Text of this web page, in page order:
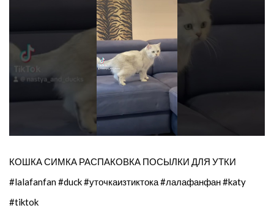
КОШКА СИМКА РАСПАКОВКА ПОСЫЛКИ ДЛЯ УТКИ
#lalafanfan #duck #уточкаизтиктока #лалафанфан #katy
#tiktok